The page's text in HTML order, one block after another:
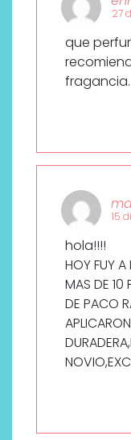
27
que
fragancia.
15
hola!!!!
HOY FUY A
MAS DE 10
DE PACO